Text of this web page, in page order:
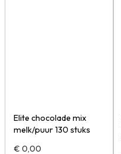
Elite chocolade mix
melk/puur 130 stuks
€ 0,00